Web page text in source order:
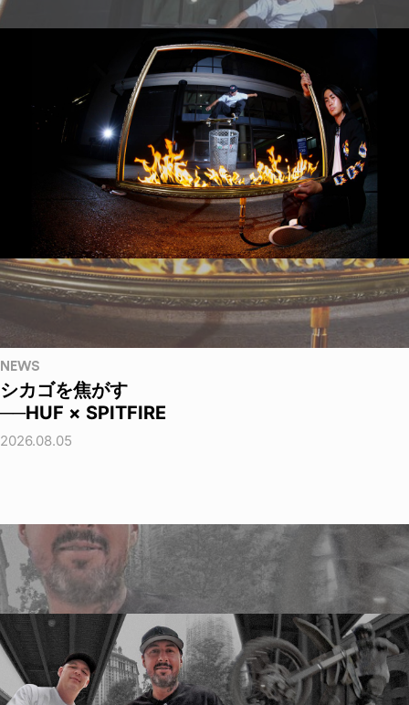
NEWS
シカゴを焦がす
──HUF × SPITFIRE
2026.08.05